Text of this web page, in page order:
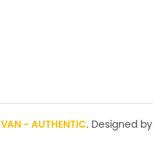
VAN - AUTHENTIC. Designed by